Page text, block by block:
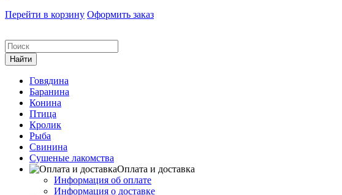
Перейти в корзину Оформить заказ
Говядина
Баранина
Конина
Птица
Кролик
Рыба
Свинина
Сушеные лакомства
Оплата и доставка
Информация об оплате
Информация о доставке